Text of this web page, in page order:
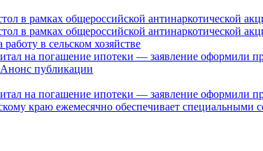
в рамках общероссийской антинаркотической
в рамках общероссийской антинаркотической
в сельском хозяйстве
на погашение ипотеки — заявление оформили
Анонс публикации
на погашение ипотеки — заявление оформили
краю ежемесячно обеспечивает специальными